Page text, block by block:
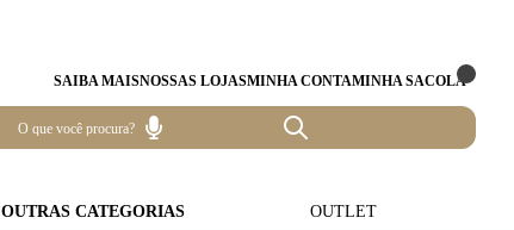
SAIBA MAISNOSSAS LOJASMINHA CONTAMINHA SACOLA
OUTRAS CATEGORIAS OUTLET